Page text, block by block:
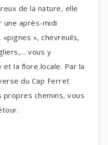
de la nature, elle
une après-midi
», chevreuils,
vous y
la flore locale. Par la
du Cap Ferret
propres chemins, vous